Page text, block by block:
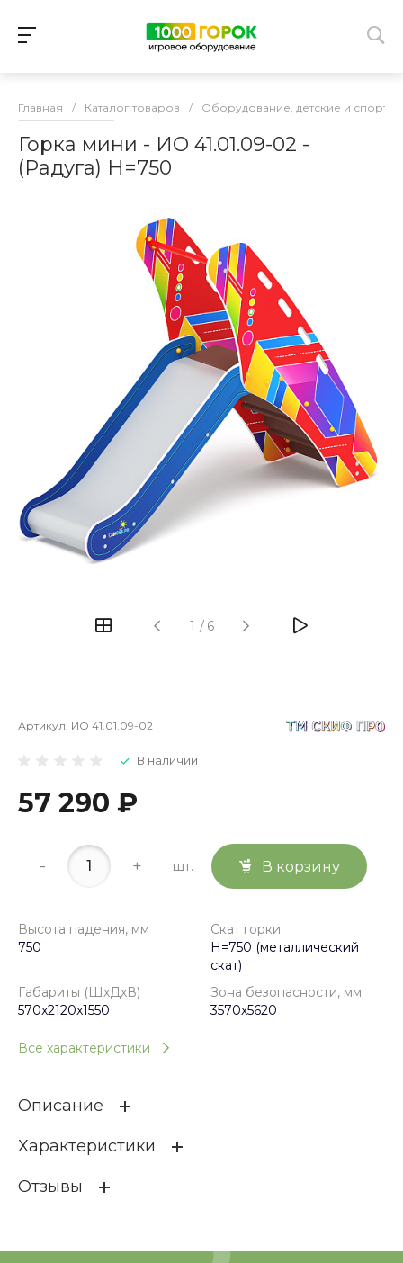
Главная / Каталог товаров / Оборудование, детские и
Горка мини - ИО 41.01.09-02 -
(Радуга) H=750
1 / 6
Артикул: ИО 41.01.09-02
В наличии
57 290 ₽
- + шт. В корзину
Высота падения, мм
750
Скат горки
H=750 (металлический
скат)
Габариты (ШхДхВ)
570x2120x1550
Зона безопасности, мм
3570х5620
Все характеристики
Описание
Горка H-750 ИО 41.01.09-02 Радуга
Характеристики
Высота падения, мм
Отзывы